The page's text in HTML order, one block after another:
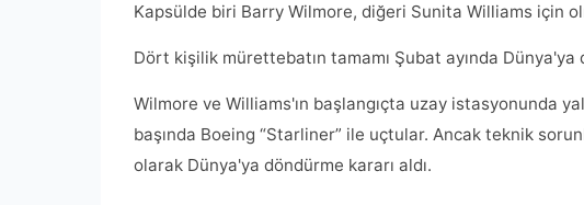
Kapsülde biri Barry Wilmore, diğeri Sunita Williams için
Dört kişilik mürettebatın tamamı Şubat ayında Dünya'ya
Wilmore ve Williams'ın başlangıçta uzay istasyonunda
başında Boeing “Starliner” ile uçtular. Ancak teknik
olarak Dünya'ya döndürme kararı aldı.